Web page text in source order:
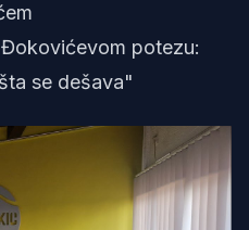
potezu:
se dešava"